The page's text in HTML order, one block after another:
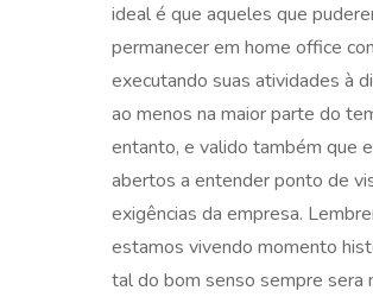
ideal é que aqueles que
permanecer em home office
executando suas atividades à
ao menos na maior parte do
entanto, e valido também que
abertos a entender ponto de
exigências da empresa.
estamos vivendo momento
tal do bom senso sempre sera